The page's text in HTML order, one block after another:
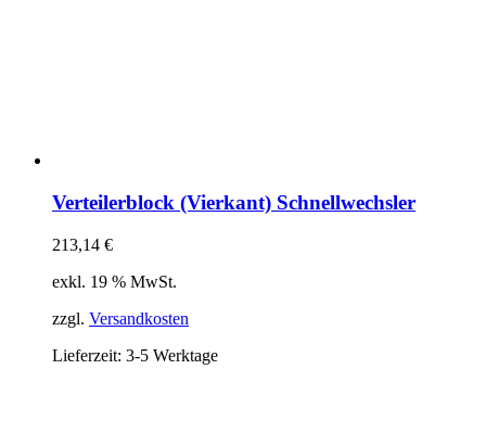
Verteilerblock (Vierkant) Schnellwechsler
213,14 €
exkl. 19 % MwSt.
zzgl. Versandkosten
Lieferzeit: 3-5 Werktage